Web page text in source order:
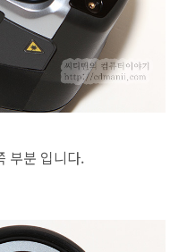
부분 입니다.